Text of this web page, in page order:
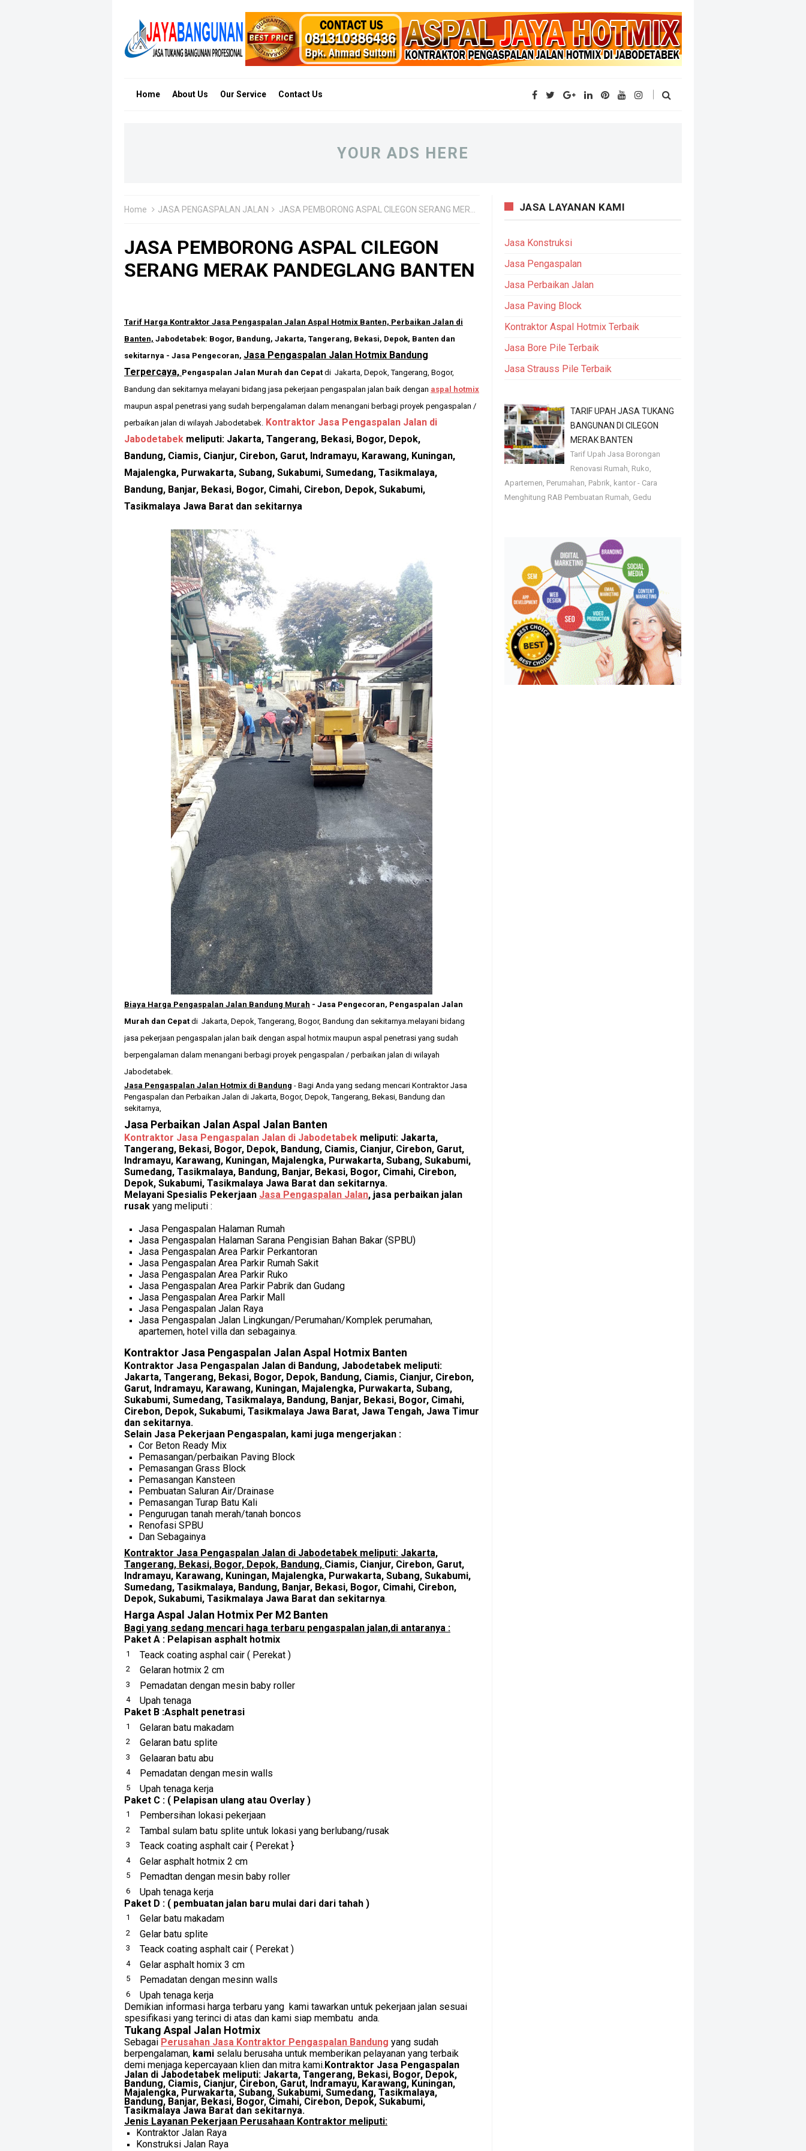
Home About Us Our Service Contact Us
YOUR ADS HERE
Home JASA PENGASPALAN JALAN JASA PEMBORONG ASPAL CILEGON SERANG MERAK PANDEGLANG BANTEN
JASA PEMBORONG ASPAL CILEGON
SERANG MERAK PANDEGLANG BANTEN
Tarif Harga Kontraktor Jasa Pengaspalan Jalan Aspal Hotmix Banten, Perbaikan Jalan di
Banten, Jabodetabek: Bogor, Bandung, Jakarta, Tangerang, Bekasi, Depok, Banten dan
sekitarnya - Jasa Pengecoran, Jasa Pengaspalan Jalan Hotmix Bandung
Terpercaya, Pengaspalan Jalan Murah dan Cepat di Jakarta, Depok, Tangerang, Bogor,
Bandung dan sekitarnya melayani bidang jasa pekerjaan pengaspalan jalan baik dengan aspal hotmix
maupun aspal penetrasi yang sudah berpengalaman dalam menangani berbagi proyek pengaspalan /
perbaikan jalan di wilayah Jabodetabek. Kontraktor Jasa Pengaspalan Jalan di
Jabodetabek meliputi: Jakarta, Tangerang, Bekasi, Bogor, Depok,
Bandung, Ciamis, Cianjur, Cirebon, Garut, Indramayu, Karawang, Kuningan,
Majalengka, Purwakarta, Subang, Sukabumi, Sumedang, Tasikmalaya,
Bandung, Banjar, Bekasi, Bogor, Cimahi, Cirebon, Depok, Sukabumi,
Tasikmalaya Jawa Barat dan sekitarnya
Biaya Harga Pengaspalan Jalan Bandung Murah - Jasa Pengecoran, Pengaspalan Jalan
Murah dan Cepat di Jakarta, Depok, Tangerang, Bogor, Bandung dan sekitarnya.melayani bidang
jasa pekerjaan pengaspalan jalan baik dengan aspal hotmix maupun aspal penetrasi yang sudah
berpengalaman dalam menangani berbagi proyek pengaspalan / perbaikan jalan di wilayah
Jabodetabek.
Jasa Pengaspalan Jalan Hotmix di Bandung - Bagi Anda yang sedang mencari Kontraktor Jasa
Pengaspalan dan Perbaikan Jalan di Jakarta, Bogor, Depok, Tangerang, Bekasi, Bandung dan
sekitarnya,
Jasa Perbaikan Jalan Aspal Jalan Banten
Kontraktor Jasa Pengaspalan Jalan di Jabodetabek meliputi: Jakarta,
Tangerang, Bekasi, Bogor, Depok, Bandung, Ciamis, Cianjur, Cirebon, Garut,
Indramayu, Karawang, Kuningan, Majalengka, Purwakarta, Subang, Sukabumi,
Sumedang, Tasikmalaya, Bandung, Banjar, Bekasi, Bogor, Cimahi, Cirebon,
Depok, Sukabumi, Tasikmalaya Jawa Barat dan sekitarnya.
Melayani Spesialis Pekerjaan Jasa Pengaspalan Jalan, jasa perbaikan jalan
rusak yang meliputi :
Jasa Pengaspalan Halaman Rumah
Jasa Pengaspalan Halaman Sarana Pengisian Bahan Bakar (SPBU)
Jasa Pengaspalan Area Parkir Perkantoran
Jasa Pengaspalan Area Parkir Rumah Sakit
Jasa Pengaspalan Area Parkir Ruko
Jasa Pengaspalan Area Parkir Pabrik dan Gudang
Jasa Pengaspalan Area Parkir Mall
Jasa Pengaspalan Jalan Raya
Jasa Pengaspalan Jalan Lingkungan/Perumahan/Komplek perumahan,
apartemen, hotel villa dan sebagainya.
Kontraktor Jasa Pengaspalan Jalan Aspal Hotmix Banten
Kontraktor Jasa Pengaspalan Jalan di Bandung, Jabodetabek meliputi:
Jakarta, Tangerang, Bekasi, Bogor, Depok, Bandung, Ciamis, Cianjur, Cirebon,
Garut, Indramayu, Karawang, Kuningan, Majalengka, Purwakarta, Subang,
Sukabumi, Sumedang, Tasikmalaya, Bandung, Banjar, Bekasi, Bogor, Cimahi,
Cirebon, Depok, Sukabumi, Tasikmalaya Jawa Barat, Jawa Tengah, Jawa Timur
dan sekitarnya.
Selain Jasa Pekerjaan Pengaspalan, kami juga mengerjakan :
Cor Beton Ready Mix
Pemasangan/perbaikan Paving Block
Pemasangan Grass Block
Pemasangan Kansteen
Pembuatan Saluran Air/Drainase
Pemasangan Turap Batu Kali
Pengurugan tanah merah/tanah boncos
Renofasi SPBU
Dan Sebagainya
Kontraktor Jasa Pengaspalan Jalan di Jabodetabek meliputi: Jakarta,
Tangerang, Bekasi, Bogor, Depok, Bandung, Ciamis, Cianjur, Cirebon, Garut,
Indramayu, Karawang, Kuningan, Majalengka, Purwakarta, Subang, Sukabumi,
Sumedang, Tasikmalaya, Bandung, Banjar, Bekasi, Bogor, Cimahi, Cirebon,
Depok, Sukabumi, Tasikmalaya Jawa Barat dan sekitarnya.
Harga Aspal Jalan Hotmix Per M2 Banten
Bagi yang sedang mencari haga terbaru pengaspalan jalan,di antaranya :
Paket A : Pelapisan asphalt hotmix
Teack coating asphal cair ( Perekat )
Gelaran hotmix 2 cm
Pemadatan dengan mesin baby roller
Upah tenaga
Paket B :Asphalt penetrasi
Gelaran batu makadam
Gelaran batu splite
Gelaaran batu abu
Pemadatan dengan mesin walls
Upah tenaga kerja
Paket C : ( Pelapisan ulang atau Overlay )
Pembersihan lokasi pekerjaan
Tambal sulam batu splite untuk lokasi yang berlubang/rusak
Teack coating asphalt cair { Perekat }
Gelar asphalt hotmix 2 cm
Pemadtan dengan mesin baby roller
Upah tenaga kerja
Paket D : ( pembuatan jalan baru mulai dari dari tahah )
Gelar batu makadam
Gelar batu splite
Teack coating asphalt cair ( Perekat )
Gelar asphalt homix 3 cm
Pemadatan dengan mesinn walls
Upah tenaga kerja
Demikian informasi harga terbaru yang kami tawarkan untuk pekerjaan jalan sesuai
spesifikasi yang terinci di atas dan kami siap membatu anda.
Tukang Aspal Jalan Hotmix
Sebagai Perusahan Jasa Kontraktor Pengaspalan Bandung yang sudah
berpengalaman, kami selalu berusaha untuk memberikan pelayanan yang terbaik
demi menjaga kepercayaan klien dan mitra kami.Kontraktor Jasa Pengaspalan
Jalan di Jabodetabek meliputi: Jakarta, Tangerang, Bekasi, Bogor, Depok,
Bandung, Ciamis, Cianjur, Cirebon, Garut, Indramayu, Karawang, Kuningan,
Majalengka, Purwakarta, Subang, Sukabumi, Sumedang, Tasikmalaya,
Bandung, Banjar, Bekasi, Bogor, Cimahi, Cirebon, Depok, Sukabumi,
Tasikmalaya Jawa Barat dan sekitarnya.
Jenis Layanan Pekerjaan Perusahaan Kontraktor meliputi:
Kontraktor Jalan Raya
Konstruksi Jalan Raya
JASA LAYANAN KAMI
Jasa Konstruksi
Jasa Pengaspalan
Jasa Perbaikan Jalan
Jasa Paving Block
Kontraktor Aspal Hotmix Terbaik
Jasa Bore Pile Terbaik
Jasa Strauss Pile Terbaik
TARIF UPAH JASA TUKANG
BANGUNAN DI CILEGON
MERAK BANTEN
Tarif Upah Jasa Borongan
Renovasi Rumah, Ruko,
Apartemen, Perumahan, Pabrik, kantor - Cara
Menghitung RAB Pembuatan Rumah, Gedu